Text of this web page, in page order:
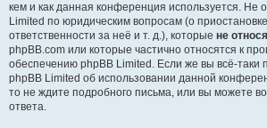
кем и как данная конференция используется. Не
Limited по юридическим вопросам (о
ответственности за неё и т. д.), которые не
phpBB.com или которые частично относятся к
обеспечению phpBB Limited. Если же вы всё-таки
phpBB Limited об использовании данной
то не ждите подробного письма, или вы можете
ответа.